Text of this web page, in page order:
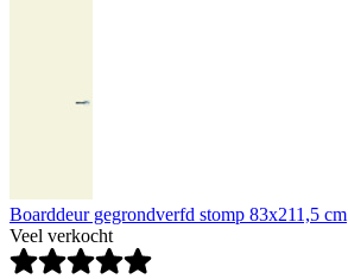
Boarddeur gegrondverfd stomp 83x211,5 cm
Veel verkocht